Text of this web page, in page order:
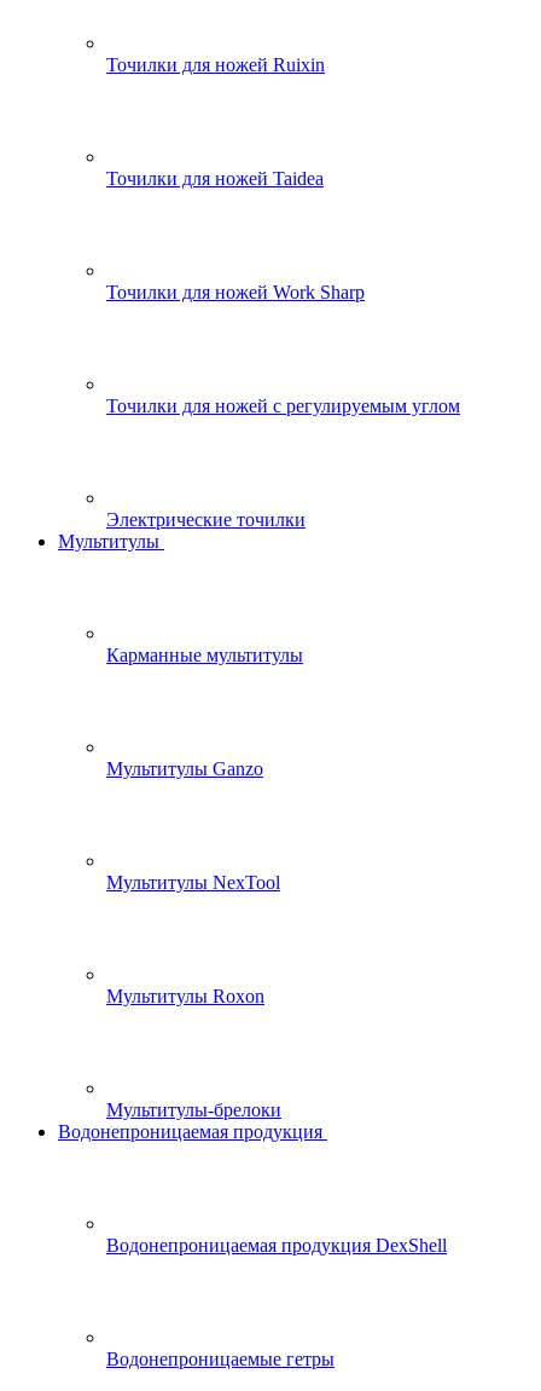
Точилки для ножей Ruixin
Точилки для ножей Taidea
Точилки для ножей Work Sharp
Точилки для ножей с регулируемым углом
Электрические точилки
Мультитулы
Карманные мультитулы
Мультитулы Ganzo
Мультитулы NexTool
Мультитулы Roxon
Мультитулы-брелоки
Водонепроницаемая продукция
Водонепроницаемая продукция DexShell
Водонепроницаемые гетры